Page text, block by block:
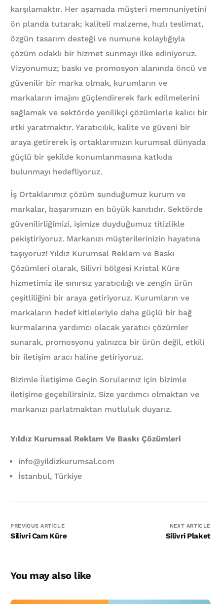
karşılamaktır. Her aşamada müşteri memnuniyetini
ön planda tutarak; kaliteli malzeme, hızlı teslimat,
özgün tasarım desteği ve numune kolaylığıyla
çözüm odaklı bir hizmet sunmayı ilke ediniyoruz.
Vizyonumuz; baskı ve promosyon alanında öncü ve
güvenilir bir marka olmak, kurumların ve
markaların imajını güçlendirerek fark edilmelerini
sağlamak ve sektörde yenilikçi çözümlerle kalıcı bir
etki yaratmaktır. Yaratıcılık, kalite ve güveni bir
araya getirerek iş ortaklarımızın kurumsal dünyada
güçlü bir şekilde konumlanmasına katkıda
bulunmayı hedefliyoruz.
İş Ortaklarımız çözüm sunduğumuz kurum ve
markalar, başarımızın en büyük kanıtıdır. Sektörde
güvenilirliğimizi, işimize duyduğumuz titizlikle
pekiştiriyoruz. Markanızı müşterilerinizin hayatına
taşıyoruz! Yıldız Kurumsal Reklam ve Baskı
Çözümleri olarak, Silivri bölgesi Kristal Küre
hizmetimiz ile sınırsız yaratıcılığı ve zengin ürün
çeşitliliğini bir araya getiriyoruz. Kurumların ve
markaların hedef kitleleriyle daha güçlü bir bağ
kurmalarına yardımcı olacak yaratıcı çözümler
sunarak, promosyonu yalnızca bir ürün değil, etkili
bir iletişim aracı haline getiriyoruz.
Bizimle İletişime Geçin Sorularınız için bizimle
iletişime geçebilirsiniz. Size yardımcı olmaktan ve
markanızı parlatmaktan mutluluk duyarız.
Yıldız Kurumsal Reklam Ve Baskı Çözümleri
info@yildizkurumsal.com
İstanbul, Türkiye
PREVIOUS ARTICLE
Silivri Cam Küre
NEXT ARTICLE
Silivri Plaket
You may also like